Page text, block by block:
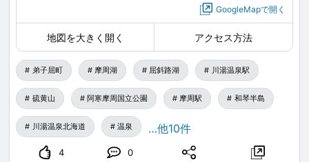
GoogleMapで開く
地図を大きく開く アクセス方法
弟子屈町 摩周湖 屈斜路湖 川湯温泉駅
硫黄山 阿寒摩周国立公園 摩周駅 和琴半島
川湯温泉北海道 温泉 …他10件
4 0